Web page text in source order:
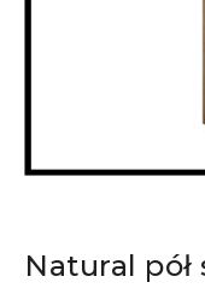
Natural pół